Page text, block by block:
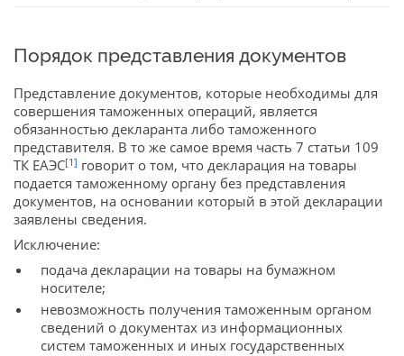
Порядок представления документов
Представление документов, которые необходимы для
совершения таможенных операций, является
обязанностью декларанта либо таможенного
представителя. В то же самое время часть 7 статьи 109
ТК ЕАЭС[1] говорит о том, что декларация на товары
подается таможенному органу без представления
документов, на основании который в этой декларации
заявлены сведения.
Исключение:
подача декларации на товары на бумажном
носителе;
невозможность получения таможенным органом
сведений о документах из информационных
систем таможенных и иных государственных